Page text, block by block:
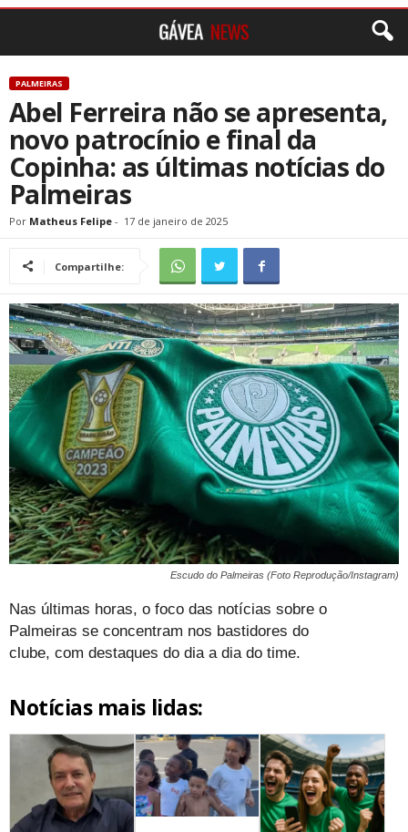
PALMEIRAS
Abel Ferreira não se apresenta,
novo patrocínio e final da
Copinha: as últimas notícias do
Palmeiras
Por Matheus Felipe - 17 de janeiro de 2025
Compartilhe:
Escudo do Palmeiras (Foto Reprodução/Instagram)
Nas últimas horas, o foco das notícias sobre o
Palmeiras se concentram nos bastidores do
clube, com destaques do dia a dia do time.
Notícias mais lidas: